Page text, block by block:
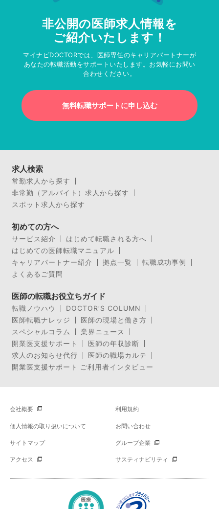
非公開の医師求人情報を
ご紹介いたします！
マイナビDOCTORでは、医師専任のキャリアパートナーが
あなたの転職活動をサポートいたします。お気軽にお問い
合わせください。
無料転職サポートに申し込む
求人検索
常勤求人から探す
非常勤（アルバイト）求人から探す
スポット求人から探す
初めての方へ
サービス紹介
はじめて転職される方へ
はじめての医師転職マニュアル
キャリアパートナー紹介
拠点一覧
転職成功事例
よくあるご質問
医師の転職お役立ちガイド
転職ノウハウ
DOCTOR’S COLUMN
医師転職ナレッジ
医師の現場と働き方
スペシャルコラム
業界ニュース
開業医支援サポート
医師の年収診断
求人のお知らせ代行
医師の職場カルテ
開業医支援サポート ご利用者インタビュー
会社概要 利用規約
個人情報の取り扱いについて お問い合わせ
サイトマップ グループ企業
アクセス サスティナビリティ